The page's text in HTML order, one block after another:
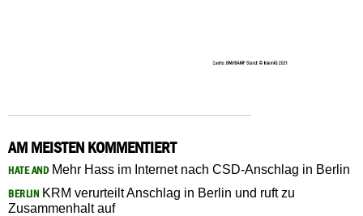
AM MEISTEN KOMMENTIERT
HATE ANDMehr Hass im Internet nach CSD-Anschlag in Berlin
BERLIN KRM verurteilt Anschlag in Berlin und ruft zu
Zusammenhalt auf